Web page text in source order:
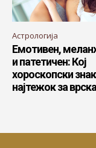
Астрологија
Емотивен,
и патетичен: Кој
хороскопски
најтежок за